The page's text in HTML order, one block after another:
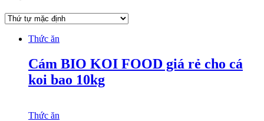
Thức ăn
Cám BIO KOI FOOD giá rẻ cho cá
koi bao 10kg
Thức ăn